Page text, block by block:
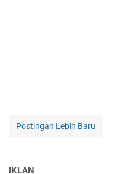
Postingan Lebih Baru
IKLAN